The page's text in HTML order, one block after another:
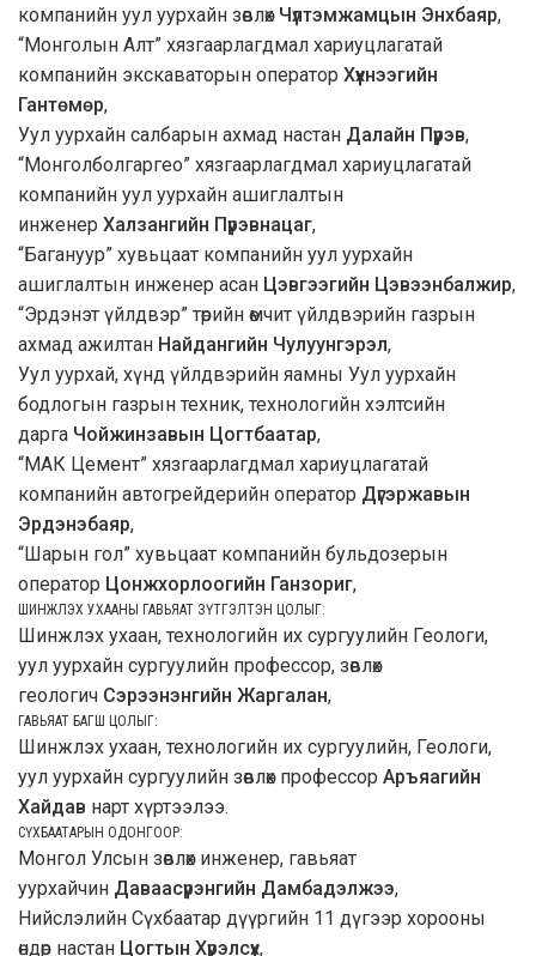
компанийн уул уурхайн зөвлөх Чүлтэмжамцын Энхбаяр,
“Монголын Алт” хязгаарлагдмал хариуцлагатай
компанийн экскаваторын оператор Хүүхнээгийн
Гантөмөр,
Уул уурхайн салбарын ахмад настан Далайн Пүрэв,
“Монголболгаргео” хязгаарлагдмал хариуцлагатай
компанийн уул уурхайн ашиглалтын
инженер Халзангийн Пүрэвнацаг,
“Багануур” хувьцаат компанийн уул уурхайн
ашиглалтын инженер асан Цэвгээгийн Цэвээнбалжир,
“Эрдэнэт үйлдвэр” төрийн өмчит үйлдвэрийн газрын
ахмад ажилтан Найдангийн Чулуунгэрэл,
Уул уурхай, хүнд үйлдвэрийн яамны Уул уурхайн
бодлогын газрын техник, технологийн хэлтсийн
дарга Чойжинзавын Цогтбаатар,
“МАК Цемент” хязгаарлагдмал хариуцлагатай
компанийн автогрейдерийн оператор Дүгэржавын
Эрдэнэбаяр,
“Шарын гол” хувьцаат компанийн бульдозерын
оператор Цонжхорлоогийн Ганзориг,
ШИНЖЛЭХ УХААНЫ ГАВЬЯАТ ЗҮТГЭЛТЭН ЦОЛЫГ:
Шинжлэх ухаан, технологийн их сургуулийн Геологи,
уул уурхайн сургуулийн профессор, зөвлөх
геологич Сэрээнэнгийн Жаргалан,
ГАВЬЯАТ БАГШ ЦОЛЫГ:
Шинжлэх ухаан, технологийн их сургуулийн, Геологи,
уул уурхайн сургуулийн зөвлөх профессор Аръяагийн
Хайдав нарт хүртээлээ.
СҮХБААТАРЫН ОДОНГООР:
Монгол Улсын зөвлөх инженер, гавьяат
уурхайчин Даваасүрэнгийн Дамбадэлжээ,
Нийслэлийн Сүхбаатар дүүргийн 11 дүгээр хорооны
өндөр настан Цогтын Хүрэлсүх,